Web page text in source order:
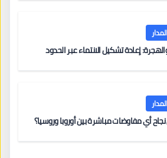
إعادة تشكيل الانتماء عبر الحدود
أي مفاوضات مباشرة بين أوروبا وروسيا؟